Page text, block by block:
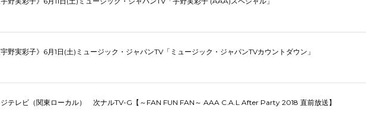
宇野実彩子》6月1日(土)ミュージック・ジャパンTV「ミュージック・ジャパンTVカウントダウン」
テレビ（関東ローカル） 次ナルTV-G【～FAN FUN FAN～ AAA C.A.L After Party 2018 直前放送】